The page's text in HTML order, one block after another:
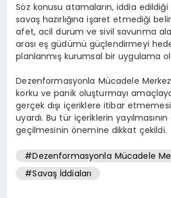
Söz konusu atamaların, iddia
savaş hazırlığına işaret etmediği
afet, acil durum ve sivil savunma
arası eş güdümü güçlendirmeyi
planlanmış kurumsal bir uygulama
Dezenformasyonla Mücadele
korku ve panik oluşturmayı
gerçek dışı içeriklere itibar
uyardı. Bu tür içeriklerin
geçilmesinin önemine dikkat çekildi.
#Dezenformasyonla Mücadele
#Savaş İddiaları